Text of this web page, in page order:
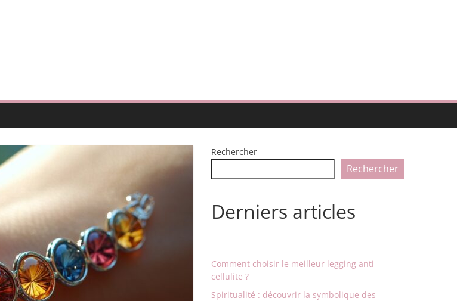
Rechercher
Rechercher
Derniers articles
Comment choisir le meilleur legging anti
cellulite ?
Spiritualité : découvrir la symbolique des